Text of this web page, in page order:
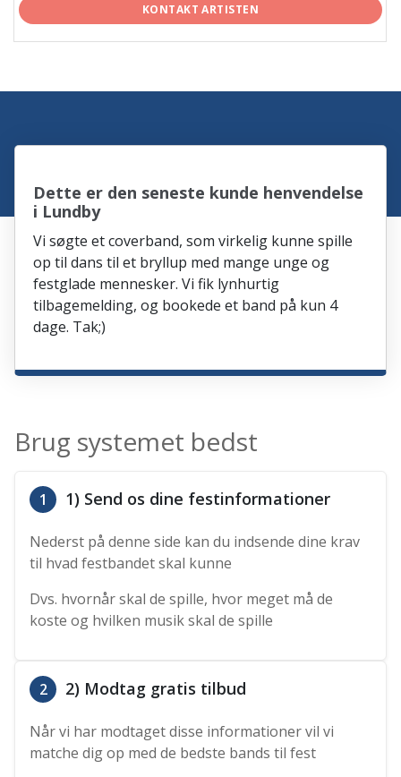
KONTAKT ARTISTEN
Dette er den seneste kunde henvendelse
i Lundby
Vi søgte et coverband, som virkelig kunne spille
op til dans til et bryllup med mange unge og
festglade mennesker. Vi fik lynhurtig
tilbagemelding, og bookede et band på kun 4
dage. Tak;)
Brug systemet bedst
1 1) Send os dine festinformationer
Nederst på denne side kan du indsende dine krav
til hvad festbandet skal kunne
Dvs. hvornår skal de spille, hvor meget må de
koste og hvilken musik skal de spille
2 2) Modtag gratis tilbud
Når vi har modtaget disse informationer vil vi
matche dig op med de bedste bands til fest